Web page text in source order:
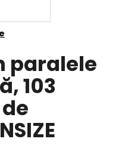
paralele
103